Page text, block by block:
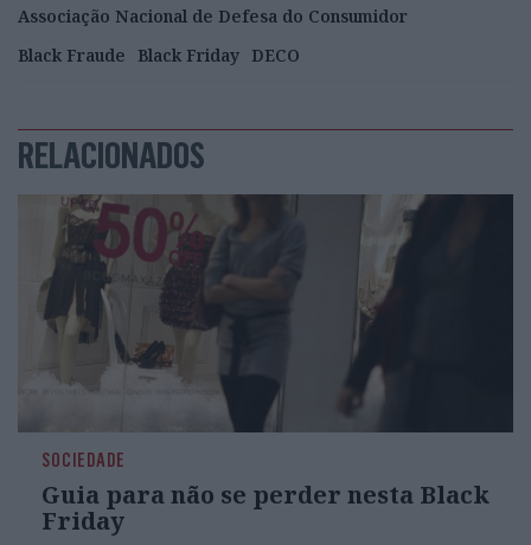
Associação Nacional de Defesa do Consumidor
Black Fraude
Black Friday DECO
RELACIONADOS
SOCIEDADE
Guia para não se perder nesta Black
Friday